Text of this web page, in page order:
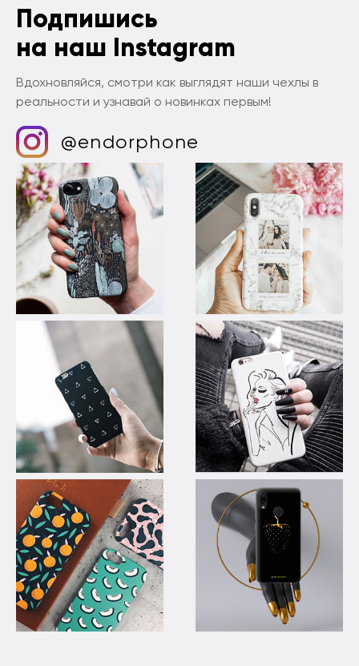
Подпишись
на наш Instagram
Вдохновляйся, смотри как выглядят наши чехлы в
реальности и узнавай о новинках первым!
@endorphone